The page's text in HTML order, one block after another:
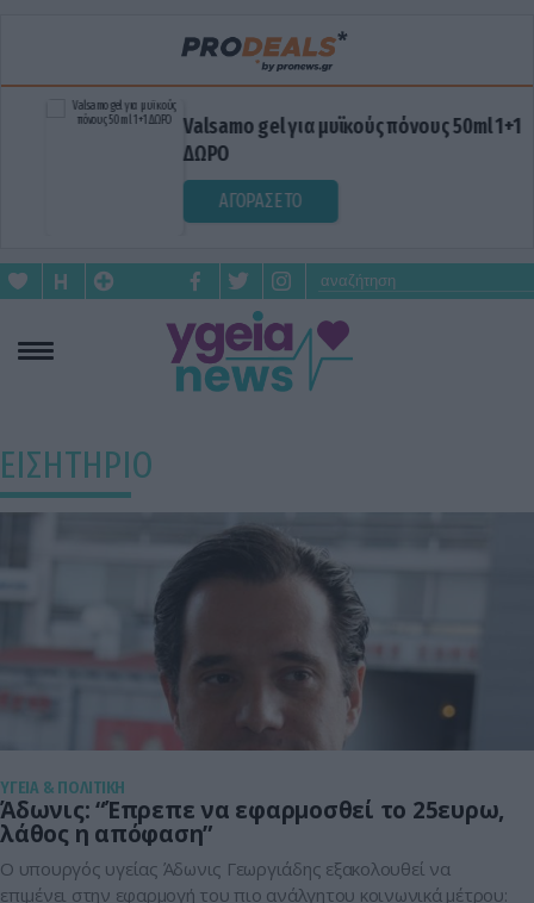
Valsamo gel για μυϊκούς πόνους 50ml 1+1
ΔΩΡΟ
ΑΓΟΡΑΣΕ ΤΟ
ΕΙΣΗΤΗΡΙΟ
ΥΓΕΙΑ & ΠΟΛΙΤΙΚΗ
Άδωνις: “Έπρεπε να εφαρμοσθεί το 25ευρω,
λάθος η απόφαση”
Ο υπουργός υγείας Άδωνις Γεωργιάδης εξακολουθεί να
επιμένει στην εφαρμογή του πιο ανάλγητου κοινωνικά μέτρου: